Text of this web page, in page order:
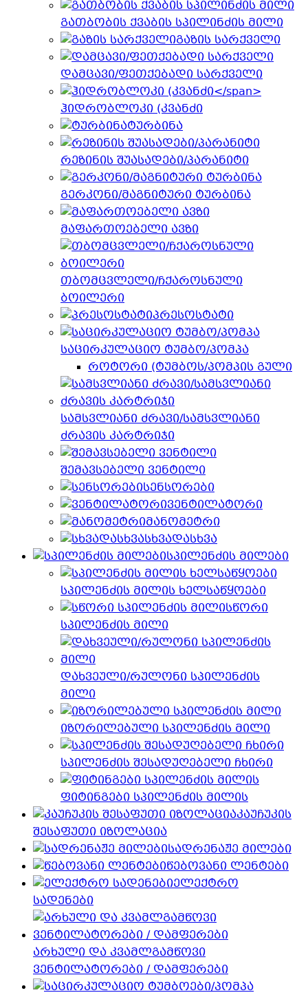
გათბობის ქვაბის სპილინძის მილი
გაზის სარქველი
დამცავი/ფეთქებადი სარქველი
ჰიდრობლოკი (კვანძი
ტურბინა
რეზინის შუასადები/პარანიტი
გერკონი/მაგნიტური ტურბინა
მაფართოებელი ავზი
თბომცვლელი/ჩქაროსნული
ბოილერი
პრესოსტატი
საცირკულაციო ტუმბო/პომპა
როტორი (ტუმბოს/პომპის გული
სამსვლიანი ძრავი/სამსვლიანი
ძრავის კარტრიჯი
შემავსებელი ვენტილი
სენსორები
ვენტილატორი
მანომეტრი
სხვადასხვა
სპილენძის მილები
სპილენძის მილის ხელსაწყოები
სწორი
სპილენძის მილი
დახვეული/რულონი სპილენძის
მილი
იზორილებული სპილენძის მილი
სპილენძის შესადუღებელი ჩხირი
ფიტინგები სპილენძის მილის
კაუჩუკის
შესაფუთი იზოლაცია
სადრენაჟე მილები
წებოვანი ლენტები
ელექტრო
სადენები
არხული და კვამლგამწოვი
ვენტილატორები / დამფერები